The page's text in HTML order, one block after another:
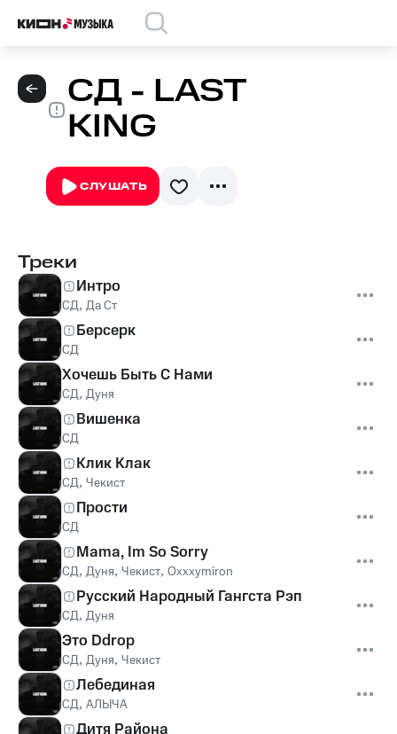
СД - LAST
KING
СЛУШАТЬ
Треки
Интро
СД, Да Ст
Берсерк
СД
Хочешь Быть С Нами
СД, Дуня
Вишенка
СД
Клик Клак
СД, Чекист
Прости
СД
Mama, Im So Sorry
СД, Дуня, Чекист, Oxxxymiron
Русский Народный Гангста Рэп
СД, Дуня
Это Ddrop
СД, Дуня, Чекист
Лебединая
СД, АЛЫЧА
Дитя Района